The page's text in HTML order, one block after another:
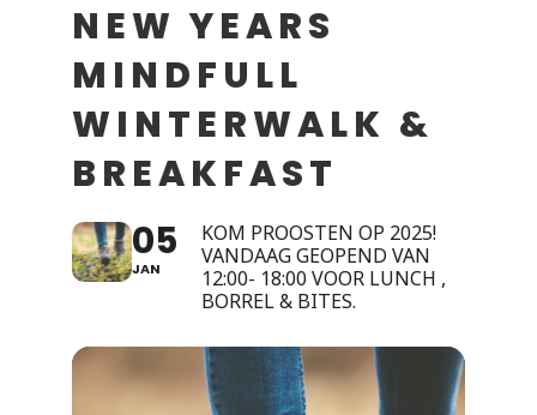
NEW YEARS
MINDFULL
WINTERWALK &
BREAKFAST
05
JAN
KOM PROOSTEN OP 2025!
VANDAAG GEOPEND VAN
12:00- 18:00 VOOR LUNCH ,
BORREL & BITES.